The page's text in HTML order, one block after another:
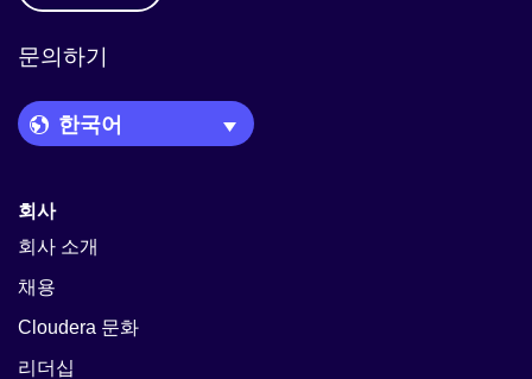
문의하기
Language Picker
회사
회사 소개
채용
Cloudera 문화
리더십